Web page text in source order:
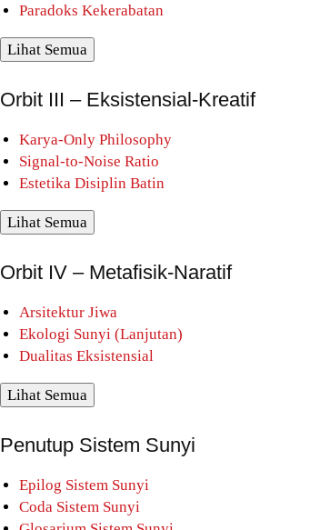
Paradoks Kekerabatan
Lihat Semua
Orbit III – Eksistensial-Kreatif
Karya-Only Philosophy
Signal-to-Noise Ratio
Estetika Disiplin Batin
Lihat Semua
Orbit IV – Metafisik-Naratif
Arsitektur Jiwa
Ekologi Sunyi (Lanjutan)
Dualitas Eksistensial
Lihat Semua
Penutup Sistem Sunyi
Epilog Sistem Sunyi
Coda Sistem Sunyi